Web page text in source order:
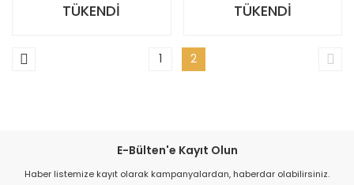
TÜKENDİ TÜKENDİ
1 2
E-Bülten'e Kayıt Olun
Haber listemize kayıt olarak kampanyalardan, haberdar olabilirsiniz.